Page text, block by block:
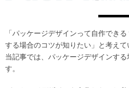
「パッケージデザインって自作でき
する場合のコツが知りたい」と考えて
当記事では、パッケージデザインす
す。